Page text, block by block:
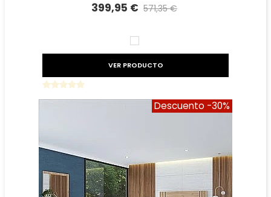
399,95 € 571,35 €
BLANCO
VER PRODUCTO
Descuento -30%